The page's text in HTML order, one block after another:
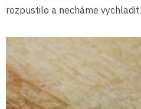
rozpustilo a necháme vychladit.